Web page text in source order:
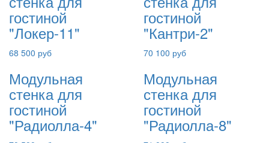
гостиной
"Локер-11"
68 500 руб
гостиной
"Кантри-2"
70 100 руб
Модульная
стенка для
гостиной
"Радиолла-4"
Модульная
стенка для
гостиной
"Радиолла-8"